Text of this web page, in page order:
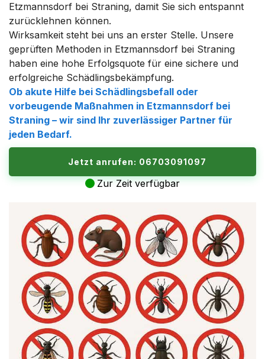
Etzmannsdorf bei Straning, damit Sie sich entspannt
zurücklehnen können.
Wirksamkeit steht bei uns an erster Stelle. Unsere
geprüften Methoden in Etzmannsdorf bei Straning
haben eine hohe Erfolgsquote für eine sichere und
erfolgreiche Schädlingsbekämpfung.
Ob akute Hilfe bei Schädlingsbefall oder
vorbeugende Maßnahmen in Etzmannsdorf bei
Straning – wir sind Ihr zuverlässiger Partner für
jeden Bedarf.
Jetzt anrufen: 06703091097
Zur Zeit verfügbar